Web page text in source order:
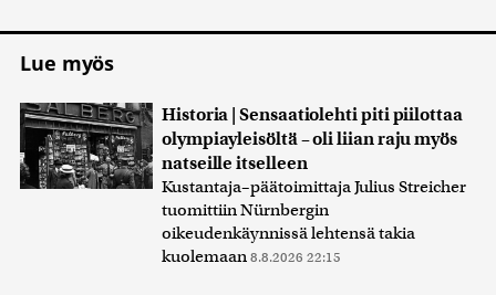
Lue myös
Historia | Sensaatiolehti piti piilottaa
olympiayleisöltä – oli liian raju myös
natseille itselleen
Kustantaja–päätoimittaja Julius Streicher
tuomittiin Nürnbergin
oikeudenkäynnissä lehtensä takia
kuolemaan 8.8.2026 22:15